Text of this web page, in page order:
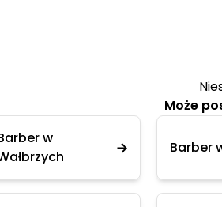
Może
w
Barber